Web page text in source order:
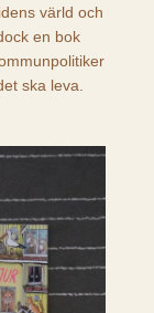
värld och
en bok
ska leva.